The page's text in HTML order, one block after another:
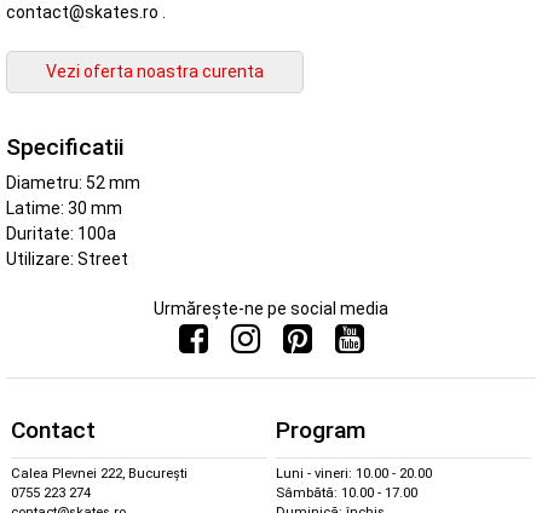
contact@skates.ro .
Specificatii
Diametru: 52 mm
Latime: 30 mm
Duritate: 100a
Utilizare: Street
Urmărește-ne pe social media
Contact
Calea Plevnei 222, București
0755 223 274
Program
Luni - vineri: 10.00 - 20.00
Sâmbătă: 10.00 - 17.00